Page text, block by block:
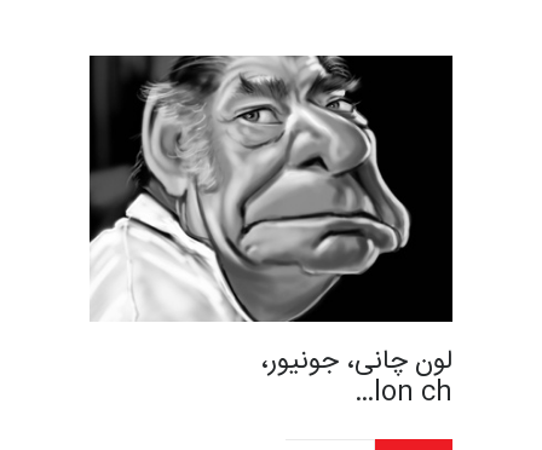
لون چانی، جونیور،
lon ch…